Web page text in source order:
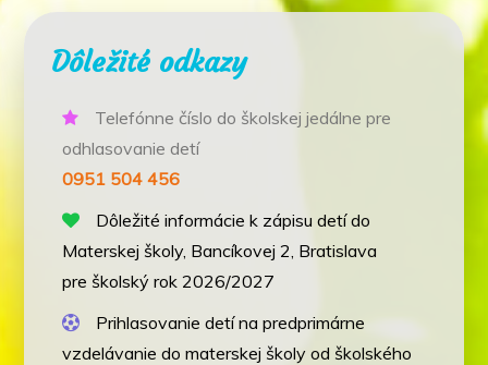
Dôležité odkazy
Telefónne číslo do školskej jedálne pre
odhlasovanie detí
0951 504 456
Dôležité informácie k zápisu detí do
Materskej školy, Bancíkovej 2, Bratislava
pre školský rok 2026/2027
Prihlasovanie detí na predprimárne
vzdelávanie do materskej školy od školského